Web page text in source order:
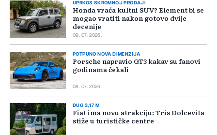
UPRKOS SKROMNOJ PRODAJI
Honda vraća kultni SUV? Element bi se
mogao vratiti nakon gotovo dvije
decenije
09. 07. 2026.
POTPUNO NOVA DIMENZIJA
Porsche napravio GT3 kakav su fanovi
godinama čekali
08. 07. 2026.
DUG 3,17 M
Fiat ima novu atrakciju: Tris Dolcevita
stiže u turističke centre